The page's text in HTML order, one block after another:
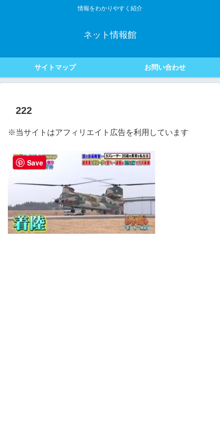
情報をわかりやすく紹介
ネット情報館
サイトマップ お問い合わせ
222
※当サイトはアフィリエイト広告を利用しています
Save